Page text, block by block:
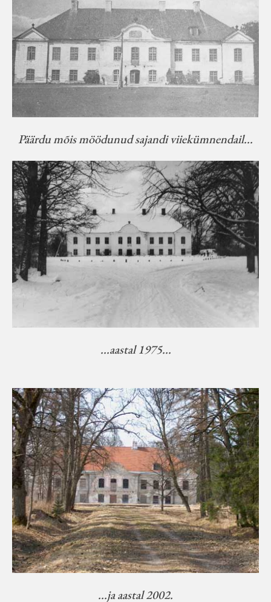
Päärdu mõis möödunud sajandi viiekümnendail...
...aastal 1975...
...ja aastal 2002.